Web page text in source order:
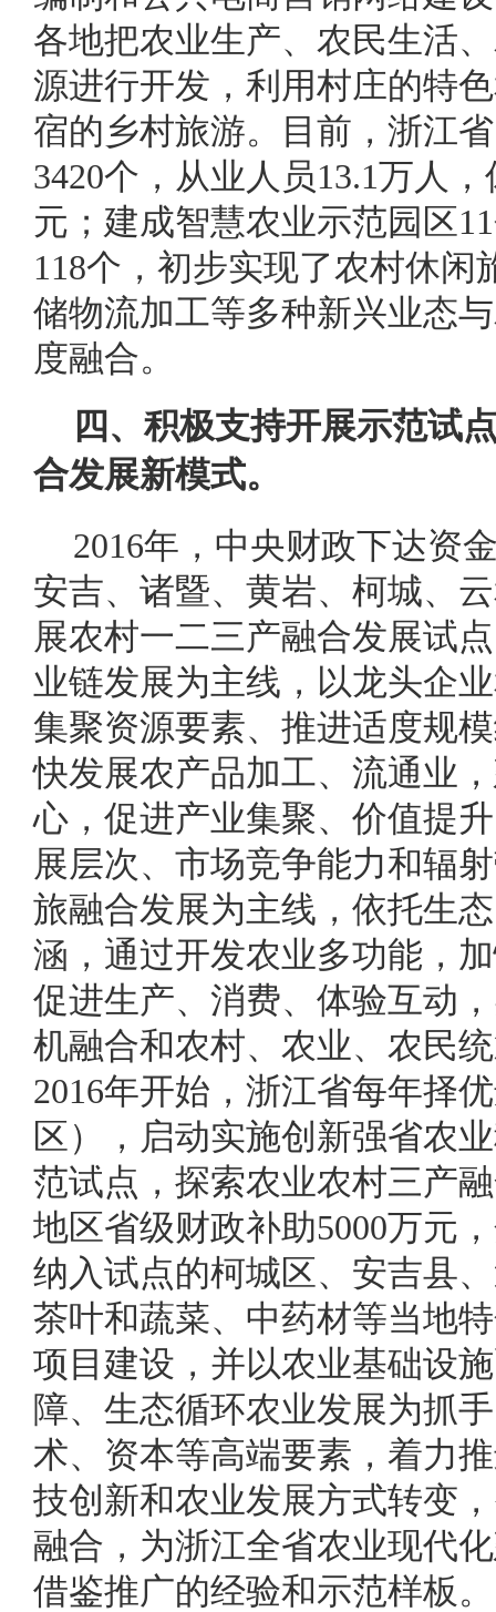
各地把农业生产、农民生活
源进行开发，利用村庄的特
宿的乡村旅游。目前，浙江
3420个，从业人员13.1万人
元；建成智慧农业示范园区
118个，初步实现了农村休
储物流加工等多种新兴业态
度融合。
四、积极支持开展示范试
合发展新模式。
2016年，中央财政下达资
安吉、诸暨、黄岩、柯城、
展农村一二三产融合发展试
业链发展为主线，以龙头企
集聚资源要素、推进适度规
快发展农产品加工、流通业
心，促进产业集聚、价值提
展层次、市场竞争能力和辐
旅融合发展为主线，依托生
涵，通过开发农业多功能，
促进生产、消费、体验互动
机融合和农村、农业、农民
2016年开始，浙江省每年择
区），启动实施创新强省农
范试点，探索农业农村三产
地区省级财政补助5000万元
纳入试点的柯城区、安吉县
茶叶和蔬菜、中药材等当地
项目建设，并以农业基础设
障、生态循环农业发展为抓
术、资本等高端要素，着力
技创新和农业发展方式转变
融合，为浙江全省农业现代
借鉴推广的经验和示范样板。